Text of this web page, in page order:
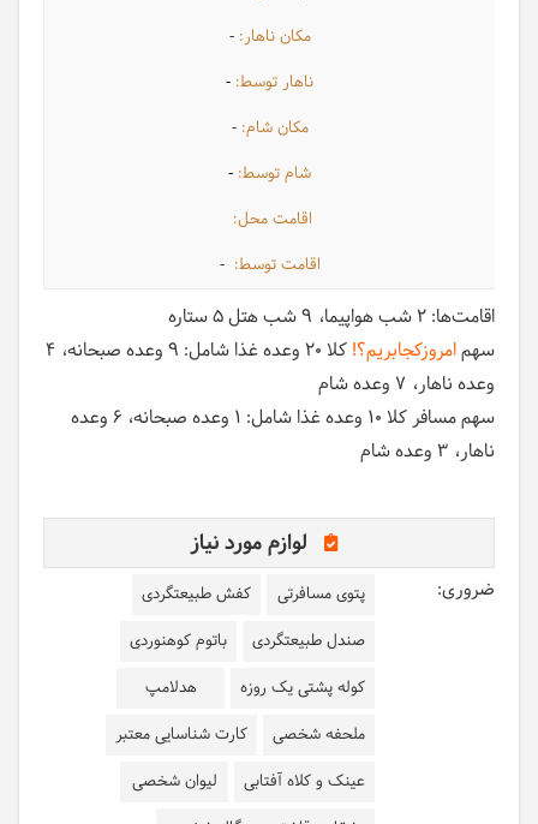
-
-
-
-
-
اقامت‌ها: 2 شب هواپیما
9 شب هتل 5 ستاره
سهمامروزکجابریم؟! کلا 20 وعده غذا شامل: 9 وعده صبحانه
4
وعده ناهار 7 وعده شام
سهم مسافر کلا 10 وعده غذا شامل:
1 وعده صبحانه
6 وعده
ناهار 3 وعده شام
لوازم مورد نیاز
ضروری: پتوی مسافرتی
کفش طبیعتگردی
صندل طبیعتگردی
باتوم کوهنوردی
کوله پشتی یک روزه
هدلامپ
ملحفه شخصی
کارت شناسایی معتبر
عینک و کلاه آفتابی
لیوان شخصی